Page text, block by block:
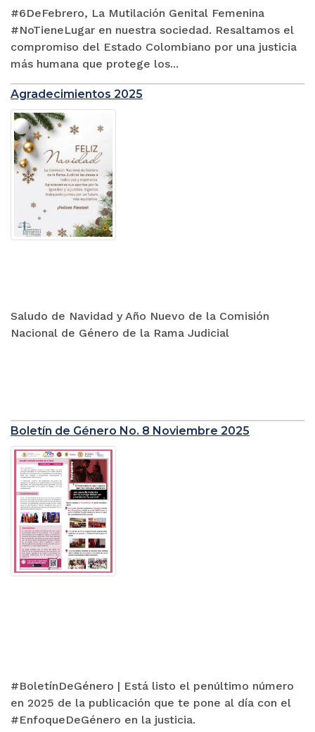
#6DeFebrero, La Mutilación Genital Femenina
#NoTieneLugar en nuestra sociedad. Resaltamos el
compromiso del Estado Colombiano por una justicia
más humana que protege los...
Agradecimientos 2025
Saludo de Navidad y Año Nuevo de la Comisión
Nacional de Género de la Rama Judicial
Boletín de Género No. 8 Noviembre 2025
#BoletínDeGénero | Está listo el penúltimo número
en 2025 de la publicación que te pone al día con el
#EnfoqueDeGénero en la justicia.